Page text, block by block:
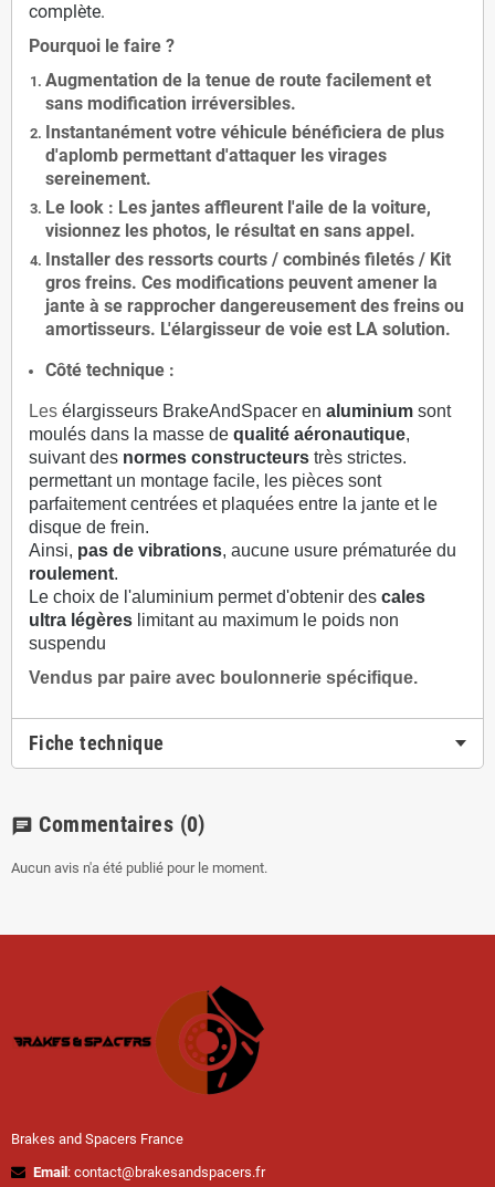
complète.
Pourquoi le faire ?
Augmentation de la tenue de route facilement et
sans modification irréversibles.
Instantanément votre véhicule bénéficiera de plus
d'aplomb permettant d'attaquer les virages
sereinement.
Le look : Les jantes affleurent l'aile de la voiture,
visionnez les photos, le résultat en sans appel.
Installer des ressorts courts / combinés filetés / Kit
gros freins. Ces modifications peuvent amener la
jante à se rapprocher dangereusement des freins ou
amortisseurs. L'élargisseur de voie est LA solution.
Côté technique :
Les élargisseurs BrakeAndSpacer en aluminium sont
moulés dans la masse de qualité aéronautique,
suivant des normes constructeurs très strictes.
permettant un montage facile, les pièces sont
parfaitement centrées et plaquées entre la jante et le
disque de frein.
Ainsi, pas de vibrations, aucune usure prématurée du
roulement.
Le choix de l'aluminium permet d'obtenir des cales
ultra légères limitant au maximum le poids non
suspendu
Vendus par paire avec boulonnerie spécifique.
Fiche technique
chat Commentaires (0)
Aucun avis n'a été publié pour le moment.
Brakes and Spacers France
Email : contact@brakesandspacers.fr